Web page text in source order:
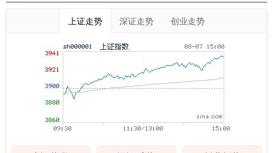
上证走势 深证走势 创业走势